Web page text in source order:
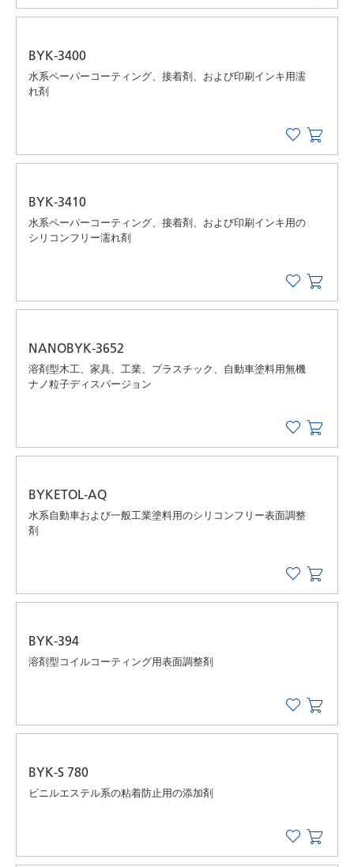
BYK-3400
水系ペーパーコーティング、接着剤、および印刷インキ用濡
れ剤
BYK-3410
水系ペーパーコーティング、接着剤、および印刷インキ用の
シリコンフリー濡れ剤
NANOBYK-3652
溶剤型木工、家具、工業、プラスチック、自動車塗料用無機
ナノ粒子ディスパージョン
BYKETOL-AQ
水系自動車および一般工業塗料用のシリコンフリー表面調整
剤
BYK-394
溶剤型コイルコーティング用表面調整剤
BYK-S 780
ビニルエステル系の粘着防止用の添加剤